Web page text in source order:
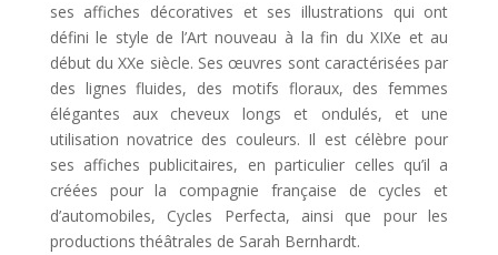
ses affiches décoratives et ses illustrations qui ont
défini le style de l’Art nouveau à la fin du XIXe et au
début du XXe siècle. Ses œuvres sont caractérisées par
des lignes fluides, des motifs floraux, des femmes
élégantes aux cheveux longs et ondulés, et une
utilisation novatrice des couleurs. Il est célèbre pour
ses affiches publicitaires, en particulier celles qu’il a
créées pour la compagnie française de cycles et
d’automobiles, Cycles Perfecta, ainsi que pour les
productions théâtrales de Sarah Bernhardt.